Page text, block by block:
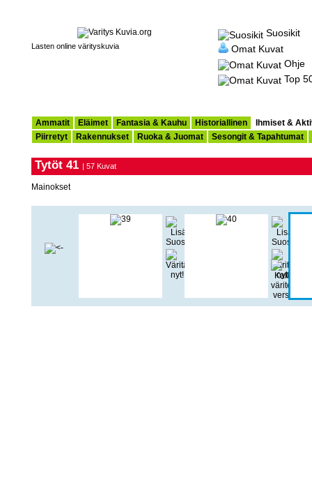
Lasten online värityskuvia
Suosikit
Omat Kuvat
Ohje
Top
Ammatit Eläimet Fantasia & Kauhu Historiallinen
Ihmiset &
Piirretyt
Rakennukset Ruoka & Juomat Sesongit & Tapahtumat
Tytöt 41 | 57 Kuvat
Mainokset